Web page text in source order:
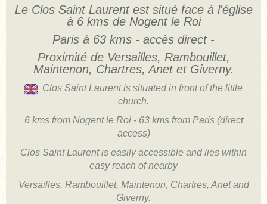
Village
Plan d'accès
Restaurants
Sites touristiques
Le Clos Saint Laurent est situé face à l'église
à 6 kms de Nogent le Roi
Paris à 63 kms - accès direct -
Proximité de Versailles, Rambouillet,
Maintenon, Chartres, Anet et Giverny.
Clos Saint Laurent is situated in front of the little
church.
6 kms from Nogent le Roi - 63 kms from Paris (direct
access)
Clos Saint Laurent is easily accessible and lies within
easy reach of nearby
Versailles, Rambouillet, Maintenon, Chartres, Anet and
Giverny.